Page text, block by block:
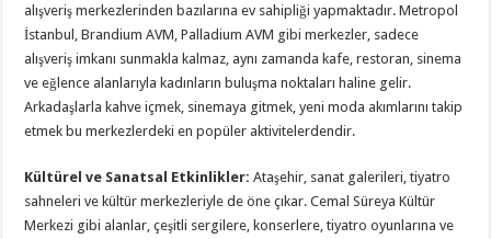
alışveriş merkezlerinden bazılarına ev sahipliği yapmaktadır. Metropol
İstanbul, Brandium AVM, Palladium AVM gibi merkezler, sadece
alışveriş imkanı sunmakla kalmaz, aynı zamanda kafe, restoran, sinema
ve eğlence alanlarıyla kadınların buluşma noktaları haline gelir.
Arkadaşlarla kahve içmek, sinemaya gitmek, yeni moda akımlarını takip
etmek bu merkezlerdeki en popüler aktivitelerdendir.
Kültürel ve Sanatsal Etkinlikler: Ataşehir, sanat galerileri, tiyatro
sahneleri ve kültür merkezleriyle de öne çıkar. Cemal Süreya Kültür
Merkezi gibi alanlar, çeşitli sergilere, konserlere, tiyatro oyunlarına ve